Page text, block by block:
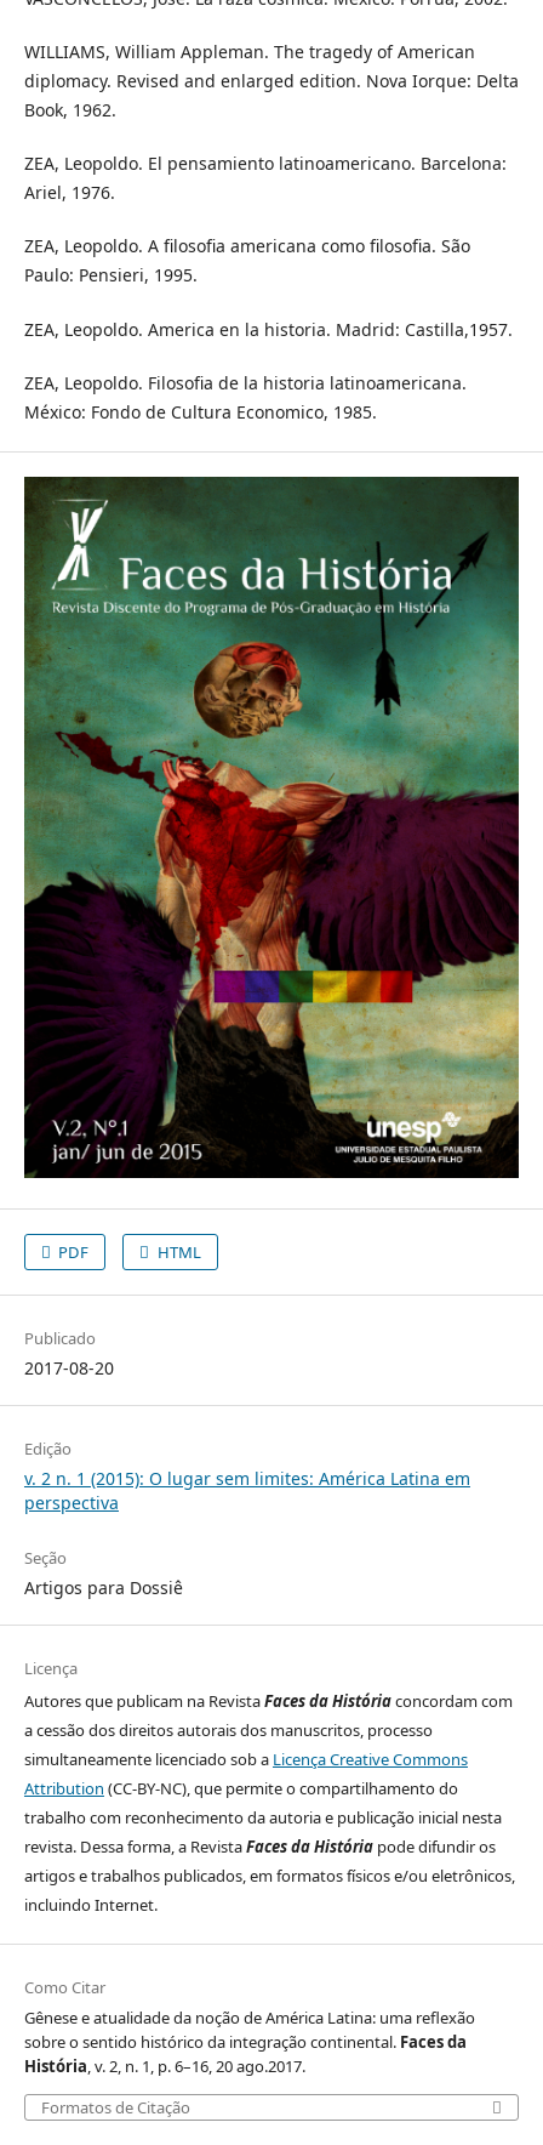
WILLIAMS, William Appleman. The tragedy of American
diplomacy. Revised and enlarged edition. Nova Iorque: Delta
Book, 1962.
ZEA, Leopoldo. El pensamiento latinoamericano. Barcelona:
Ariel, 1976.
ZEA, Leopoldo. A filosofia americana como filosofia. São
Paulo: Pensieri, 1995.
ZEA, Leopoldo. America en la historia. Madrid: Castilla,1957.
ZEA, Leopoldo. Filosofia de la historia latinoamericana.
México: Fondo de Cultura Economico, 1985.
PDF HTML
Publicado
2017-08-20
Edição
v. 2 n. 1 (2015): O lugar sem limites: América Latina em
perspectiva
Seção
Artigos para Dossiê
Licença
Autores que publicam na RevistaFaces da Históriaconcordam com
a cessão dos direitos autorais dos manuscritos, processo
simultaneamente licenciado sob a Licença Creative Commons
Attribution (CC-BY-NC), que permite o compartilhamento do
trabalho com reconhecimento da autoria e publicação inicial nesta
revista. Dessa forma, a RevistaFaces da Históriapode difundir os
artigos e trabalhos publicados, em formatos físicos e/ou eletrônicos,
incluindo Internet.
Como Citar
Gênese e atualidade da noção de América Latina: uma reflexão
sobre o sentido histórico da integração continental. Faces da
História, v. 2, n. 1, p. 6–16, 20 ago.2017.
Formatos de Citação